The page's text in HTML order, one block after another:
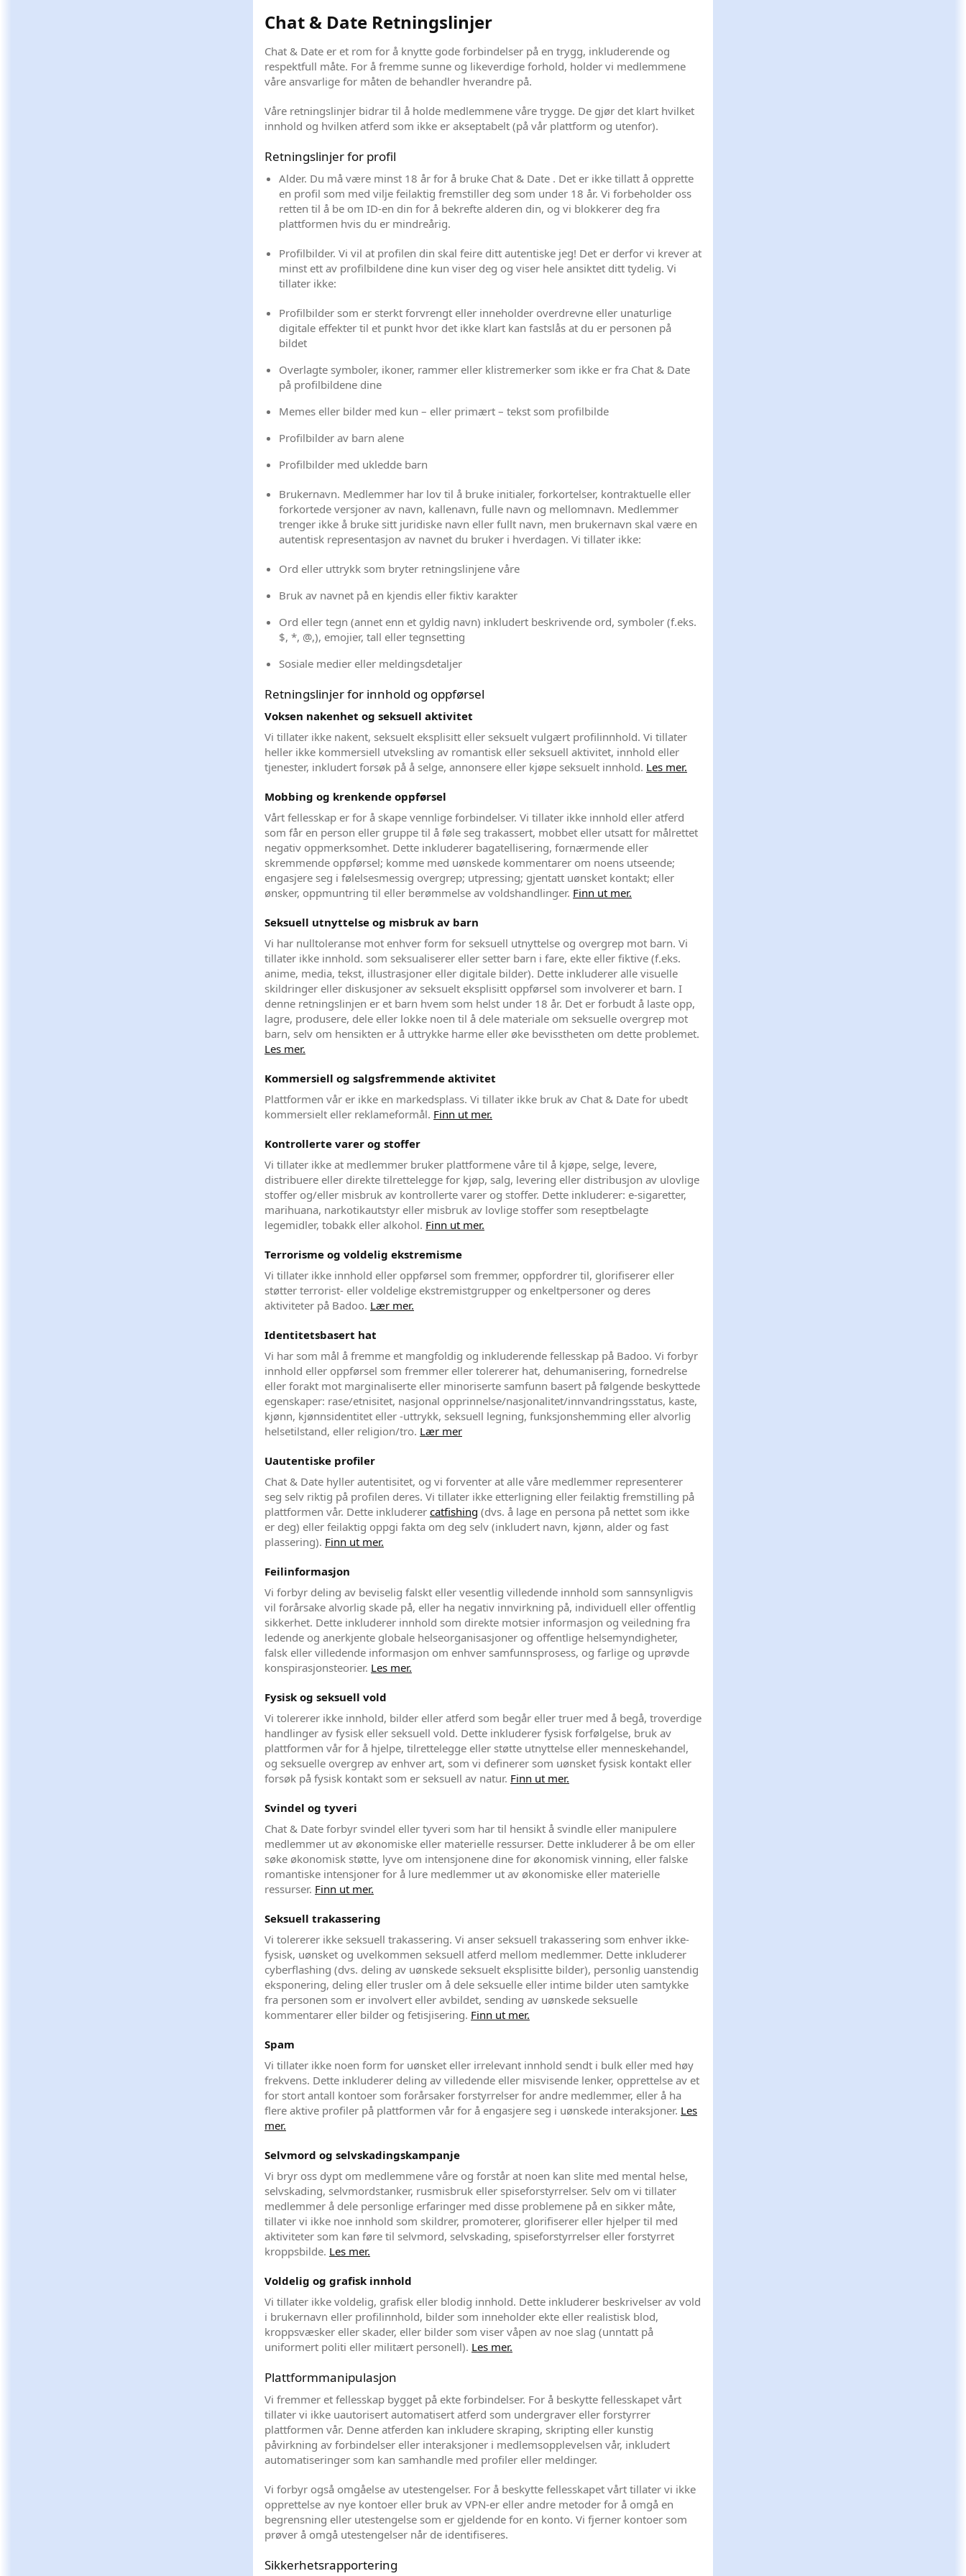
Chat & Date Retningslinjer
Chat & Date er et rom for å knytte gode forbindelser på en trygg, inkluderende og
respektfull måte. For å fremme sunne og likeverdige forhold, holder vi medlemmene
våre ansvarlige for måten de behandler hverandre på.
Våre retningslinjer bidrar til å holde medlemmene våre trygge. De gjør det klart hvilket
innhold og hvilken atferd som ikke er akseptabelt (på vår plattform og utenfor).
Retningslinjer for profil
Alder. Du må være minst 18 år for å bruke Chat & Date . Det er ikke tillatt å opprette
en profil som med vilje feilaktig fremstiller deg som under 18 år. Vi forbeholder oss
retten til å be om ID-en din for å bekrefte alderen din, og vi blokkerer deg fra
plattformen hvis du er mindreårig.
Profilbilder. Vi vil at profilen din skal feire ditt autentiske jeg! Det er derfor vi krever at
minst ett av profilbildene dine kun viser deg og viser hele ansiktet ditt tydelig. Vi
tillater ikke:
Profilbilder som er sterkt forvrengt eller inneholder overdrevne eller unaturlige
digitale effekter til et punkt hvor det ikke klart kan fastslås at du er personen på
bildet
Overlagte symboler, ikoner, rammer eller klistremerker som ikke er fra Chat & Date
på profilbildene dine
Memes eller bilder med kun – eller primært – tekst som profilbilde
Profilbilder av barn alene
Profilbilder med ukledde barn
Brukernavn. Medlemmer har lov til å bruke initialer, forkortelser, kontraktuelle eller
forkortede versjoner av navn, kallenavn, fulle navn og mellomnavn. Medlemmer
trenger ikke å bruke sitt juridiske navn eller fullt navn, men brukernavn skal være en
autentisk representasjon av navnet du bruker i hverdagen. Vi tillater ikke:
Ord eller uttrykk som bryter retningslinjene våre
Bruk av navnet på en kjendis eller fiktiv karakter
Ord eller tegn (annet enn et gyldig navn) inkludert beskrivende ord, symboler (f.eks.
$, *, @,), emojier, tall eller tegnsetting
Sosiale medier eller meldingsdetaljer
Retningslinjer for innhold og oppførsel
Voksen nakenhet og seksuell aktivitet
Vi tillater ikke nakent, seksuelt eksplisitt eller seksuelt vulgært profilinnhold. Vi tillater
heller ikke kommersiell utveksling av romantisk eller seksuell aktivitet, innhold eller
tjenester, inkludert forsøk på å selge, annonsere eller kjøpe seksuelt innhold. Les mer.
Mobbing og krenkende oppførsel
Vårt fellesskap er for å skape vennlige forbindelser. Vi tillater ikke innhold eller atferd
som får en person eller gruppe til å føle seg trakassert, mobbet eller utsatt for målrettet
negativ oppmerksomhet. Dette inkluderer bagatellisering, fornærmende eller
skremmende oppførsel; komme med uønskede kommentarer om noens utseende;
engasjere seg i følelsesmessig overgrep; utpressing; gjentatt uønsket kontakt; eller
ønsker, oppmuntring til eller berømmelse av voldshandlinger. Finn ut mer.
Seksuell utnyttelse og misbruk av barn
Vi har nulltoleranse mot enhver form for seksuell utnyttelse og overgrep mot barn. Vi
tillater ikke innhold. som seksualiserer eller setter barn i fare, ekte eller fiktive (f.eks.
anime, media, tekst, illustrasjoner eller digitale bilder). Dette inkluderer alle visuelle
skildringer eller diskusjoner av seksuelt eksplisitt oppførsel som involverer et barn. I
denne retningslinjen er et barn hvem som helst under 18 år. Det er forbudt å laste opp,
lagre, produsere, dele eller lokke noen til å dele materiale om seksuelle overgrep mot
barn, selv om hensikten er å uttrykke harme eller øke bevisstheten om dette problemet.
Les mer.
Kommersiell og salgsfremmende aktivitet
Plattformen vår er ikke en markedsplass. Vi tillater ikke bruk av Chat & Date for ubedt
kommersielt eller reklameformål. Finn ut mer.
Kontrollerte varer og stoffer
Vi tillater ikke at medlemmer bruker plattformene våre til å kjøpe, selge, levere,
distribuere eller direkte tilrettelegge for kjøp, salg, levering eller distribusjon av ulovlige
stoffer og/eller misbruk av kontrollerte varer og stoffer. Dette inkluderer: e-sigaretter,
marihuana, narkotikautstyr eller misbruk av lovlige stoffer som reseptbelagte
legemidler, tobakk eller alkohol. Finn ut mer.
Terrorisme og voldelig ekstremisme
Vi tillater ikke innhold eller oppførsel som fremmer, oppfordrer til, glorifiserer eller
støtter terrorist- eller voldelige ekstremistgrupper og enkeltpersoner og deres
aktiviteter på Badoo. Lær mer.
Identitetsbasert hat
Vi har som mål å fremme et mangfoldig og inkluderende fellesskap på Badoo. Vi forbyr
innhold eller oppførsel som fremmer eller tolererer hat, dehumanisering, fornedrelse
eller forakt mot marginaliserte eller minoriserte samfunn basert på følgende beskyttede
egenskaper: rase/etnisitet, nasjonal opprinnelse/nasjonalitet/innvandringsstatus, kaste,
kjønn, kjønnsidentitet eller -uttrykk, seksuell legning, funksjonshemming eller alvorlig
helsetilstand, eller religion/tro. Lær mer
Uautentiske profiler
Chat & Date hyller autentisitet, og vi forventer at alle våre medlemmer representerer
seg selv riktig på profilen deres. Vi tillater ikke etterligning eller feilaktig fremstilling på
plattformen vår. Dette inkluderer catfishing (dvs. å lage en persona på nettet som ikke
er deg) eller feilaktig oppgi fakta om deg selv (inkludert navn, kjønn, alder og fast
plassering). Finn ut mer.
Feilinformasjon
Vi forbyr deling av beviselig falskt eller vesentlig villedende innhold som sannsynligvis
vil forårsake alvorlig skade på, eller ha negativ innvirkning på, individuell eller offentlig
sikkerhet. Dette inkluderer innhold som direkte motsier informasjon og veiledning fra
ledende og anerkjente globale helseorganisasjoner og offentlige helsemyndigheter,
falsk eller villedende informasjon om enhver samfunnsprosess, og farlige og uprøvde
konspirasjonsteorier. Les mer.
Fysisk og seksuell vold
Vi tolererer ikke innhold, bilder eller atferd som begår eller truer med å begå, troverdige
handlinger av fysisk eller seksuell vold. Dette inkluderer fysisk forfølgelse, bruk av
plattformen vår for å hjelpe, tilrettelegge eller støtte utnyttelse eller menneskehandel,
og seksuelle overgrep av enhver art, som vi definerer som uønsket fysisk kontakt eller
forsøk på fysisk kontakt som er seksuell av natur. Finn ut mer.
Svindel og tyveri
Chat & Date forbyr svindel eller tyveri som har til hensikt å svindle eller manipulere
medlemmer ut av økonomiske eller materielle ressurser. Dette inkluderer å be om eller
søke økonomisk støtte, lyve om intensjonene dine for økonomisk vinning, eller falske
romantiske intensjoner for å lure medlemmer ut av økonomiske eller materielle
ressurser. Finn ut mer.
Seksuell trakassering
Vi tolererer ikke seksuell trakassering. Vi anser seksuell trakassering som enhver ikke-
fysisk, uønsket og uvelkommen seksuell atferd mellom medlemmer. Dette inkluderer
cyberflashing (dvs. deling av uønskede seksuelt eksplisitte bilder), personlig uanstendig
eksponering, deling eller trusler om å dele seksuelle eller intime bilder uten samtykke
fra personen som er involvert eller avbildet, sending av uønskede seksuelle
kommentarer eller bilder og fetisjisering. Finn ut mer.
Spam
Vi tillater ikke noen form for uønsket eller irrelevant innhold sendt i bulk eller med høy
frekvens. Dette inkluderer deling av villedende eller misvisende lenker, opprettelse av et
for stort antall kontoer som forårsaker forstyrrelser for andre medlemmer, eller å ha
flere aktive profiler på plattformen vår for å engasjere seg i uønskede interaksjoner. Les
mer.
Selvmord og selvskadingskampanje
Vi bryr oss dypt om medlemmene våre og forstår at noen kan slite med mental helse,
selvskading, selvmordstanker, rusmisbruk eller spiseforstyrrelser. Selv om vi tillater
medlemmer å dele personlige erfaringer med disse problemene på en sikker måte,
tillater vi ikke noe innhold som skildrer, promoterer, glorifiserer eller hjelper til med
aktiviteter som kan føre til selvmord, selvskading, spiseforstyrrelser eller forstyrret
kroppsbilde. Les mer.
Voldelig og grafisk innhold
Vi tillater ikke voldelig, grafisk eller blodig innhold. Dette inkluderer beskrivelser av vold
i brukernavn eller profilinnhold, bilder som inneholder ekte eller realistisk blod,
kroppsvæsker eller skader, eller bilder som viser våpen av noe slag (unntatt på
uniformert politi eller militært personell). Les mer.
Plattformmanipulasjon
Vi fremmer et fellesskap bygget på ekte forbindelser. For å beskytte fellesskapet vårt
tillater vi ikke uautorisert automatisert atferd som undergraver eller forstyrrer
plattformen vår. Denne atferden kan inkludere skraping, skripting eller kunstig
påvirkning av forbindelser eller interaksjoner i medlemsopplevelsen vår, inkludert
automatiseringer som kan samhandle med profiler eller meldinger.
Vi forbyr også omgåelse av utestengelser. For å beskytte fellesskapet vårt tillater vi ikke
opprettelse av nye kontoer eller bruk av VPN-er eller andre metoder for å omgå en
begrensning eller utestengelse som er gjeldende for en konto. Vi fjerner kontoer som
prøver å omgå utestengelser når de identifiseres.
Sikkerhetsrapportering